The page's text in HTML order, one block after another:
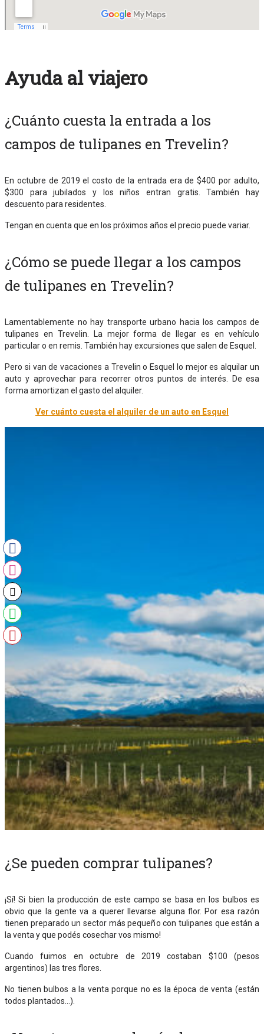
Ayuda al viajero
¿Cuánto cuesta la entrada a los
campos de tulipanes en Trevelin?
En octubre de 2019 el costo de la entrada era de $400 por adulto,
$300 para jubilados y los niños entran gratis. También hay
descuento para residentes.
Tengan en cuenta que en los próximos años el precio puede variar.
¿Cómo se puede llegar a los campos
de tulipanes en Trevelin?
Lamentablemente no hay transporte urbano hacia los campos de
tulipanes en Trevelin. La mejor forma de llegar es en vehículo
particular o en remis. También hay excursiones que salen de Esquel.
Pero si van de vacaciones a Trevelin o Esquel lo mejor es alquilar un
auto y aprovechar para recorrer otros puntos de interés. De esa
forma amortizan el gasto del alquiler.
Ver cuánto cuesta el alquiler de un auto en Esquel
¿Se pueden comprar tulipanes?
¡Sí! Si bien la producción de este campo se basa en los bulbos es
obvio que la gente va a querer llevarse alguna flor. Por esa razón
tienen preparado un sector más pequeño con tulipanes que están a
la venta y que podés cosechar vos mismo!
Cuando fuimos en octubre de 2019 costaban $100 (pesos
argentinos) las tres flores.
No tienen bulbos a la venta porque no es la época de venta (están
todos plantados…).